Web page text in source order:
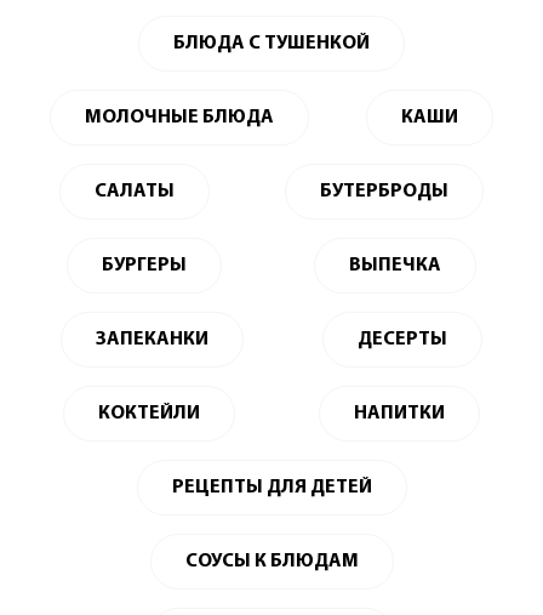
БЛЮДА С ТУШЕНКОЙ
МОЛОЧНЫЕ БЛЮДА КАШИ
САЛАТЫ БУТЕРБРОДЫ
БУРГЕРЫ ВЫПЕЧКА
ЗАПЕКАНКИ ДЕСЕРТЫ
КОКТЕЙЛИ НАПИТКИ
РЕЦЕПТЫ ДЛЯ ДЕТЕЙ
СОУСЫ К БЛЮДАМ